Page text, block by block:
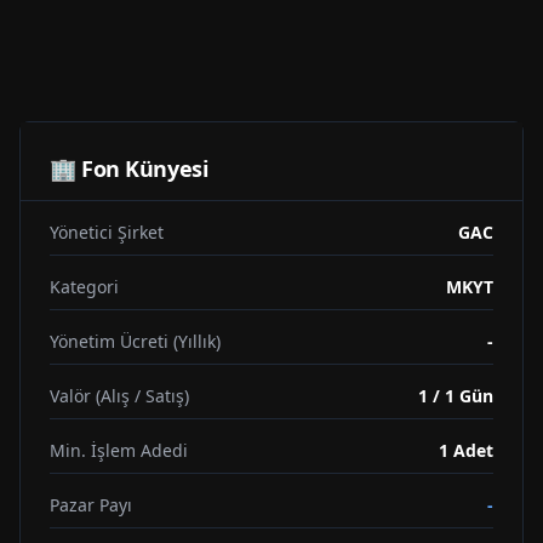
🏢 Fon Künyesi
Yönetici Şirket GAC
Kategori MKYT
Yönetim Ücreti (Yıllık) -
Valör (Alış / Satış) 1 / 1 Gün
Min. İşlem Adedi 1 Adet
Pazar Payı -